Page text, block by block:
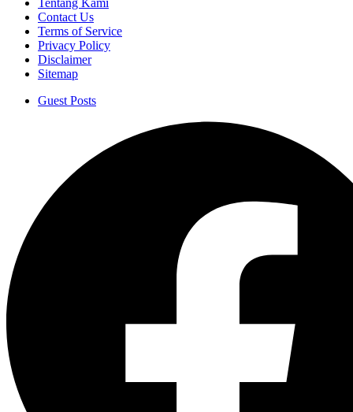
Contact Us
Terms of Service
Privacy Policy
Disclaimer
Sitemap
Guest Posts